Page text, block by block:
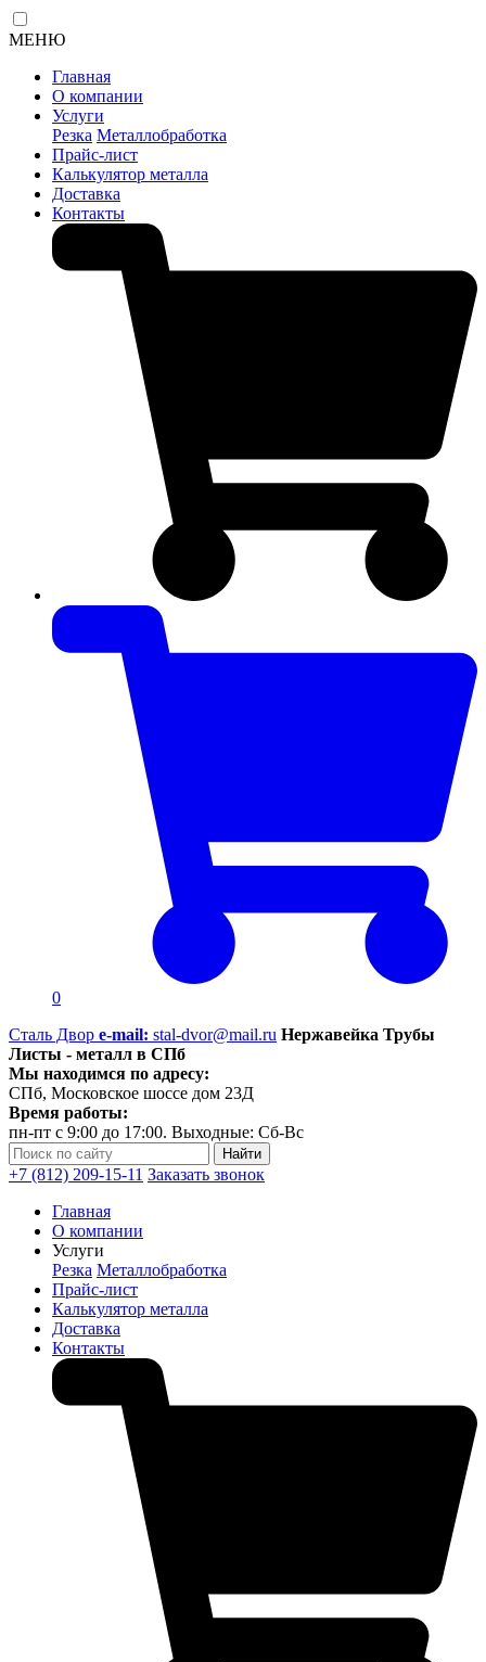
МЕНЮ
Главная
О компании
Услуги
Резка Металлобработка
Прайс-лист
Калькулятор металла
Доставка
Контакты
0
Сталь Двор e-mail: stal-dvor@mail.ru Нержавейка Трубы
Листы - металл в СПб
Мы находимся по адресу:
СПб, Московское шоссе дом 23Д
Время работы:
пн-пт с 9:00 до 17:00. Выходные: Сб-Вс
+7 (812) 209-15-11 Заказать звонок
Главная
О компании
Услуги
Резка Металлобработка
Прайс-лист
Калькулятор металла
Доставка
Контакты